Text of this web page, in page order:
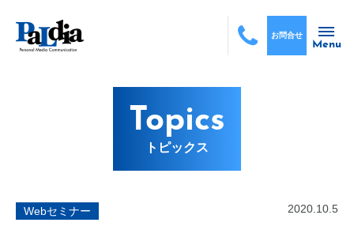
Menu
お問合せ
Topics
トピックス
Webセミナー 2020.10.5